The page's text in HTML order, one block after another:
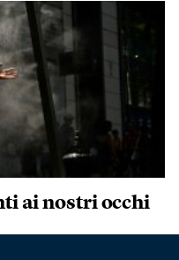
ai nostri occhi